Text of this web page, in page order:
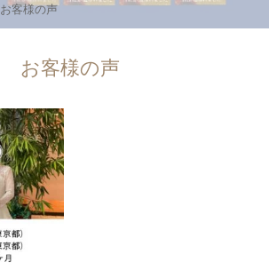
お客様の声
お客様の声